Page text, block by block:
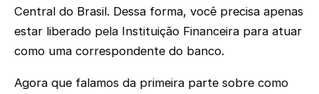
Central do Brasil. Dessa forma, você precisa apenas
estar liberado pela Instituição Financeira para atuar
como uma correspondente do banco.
Agora que falamos da primeira parte sobre como